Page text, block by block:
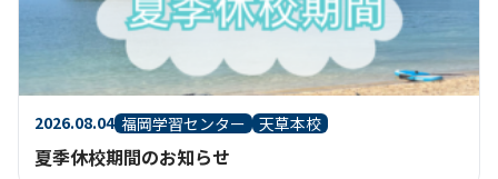
2026.08.04 福岡学習センター 天草本校
夏季休校期間のお知らせ